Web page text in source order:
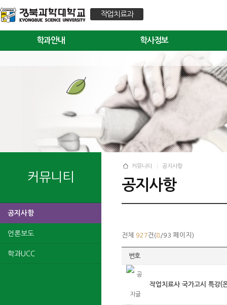
작업치료과
학과안내 학사정보
커뮤니티
공지사항
언론보도
학과UCC
커뮤니티 공지사항
공지사항
전체 927건(8/93 페이지)
번호
작업치료사 국가고시 특강(